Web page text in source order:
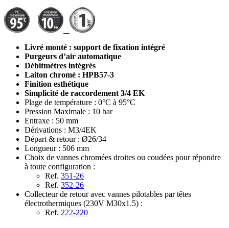
Livré monté : support de fixation intégré
Purgeurs d’air automatique
Débitmètres intégrés
Laiton chromé : HPB57-3
Finition esthétique
Simplicité de raccordement 3/4 EK
Plage de température : 0°C à 95°C
Pression Maximale : 10 bar
Entraxe : 50 mm
Dérivations : M3/4EK
Départ & retour : Ø26/34
Longueur : 506 mm
Choix de vannes chromées droites ou coudées pour répondre
à toute configuration :
Ref. 351-26
Ref. 352-26
Collecteur de retour avec vannes pilotables par têtes
électrothermiques (230V M30x1.5) :
Ref. 222-220